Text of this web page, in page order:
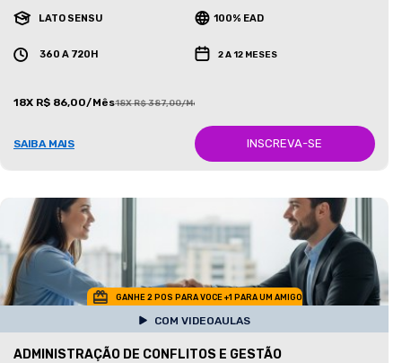
LATO SENSU 100% EAD
360 A 720H 2 A 12 MESES
18X R$ 86,00/Mês18X R$ 387,00/Mês
SAIBA MAIS INSCREVA-SE
GANHE 2 POS PARA VOCE +1 PARA UM AMIGO
COM VIDEOAULAS
ADMINISTRAÇÃO DE CONFLITOS E GESTÃO